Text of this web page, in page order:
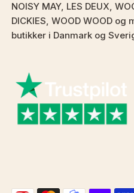
NOISY MAY, LES DEUX,
DICKIES, WOOD WOOD
butikker i Danmark og